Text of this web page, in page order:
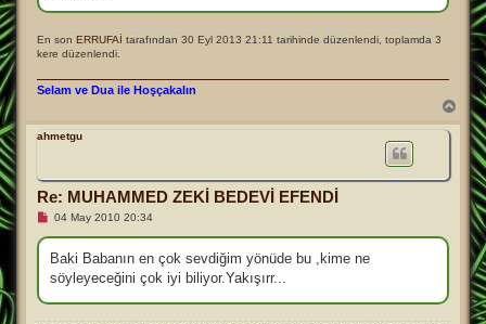
En son ERRUFAİ tarafından 30 Eyl 2013 21:11 tarihinde düzenlendi, toplamda 3
kere düzenlendi.
Selam ve Dua ile Hoşçakalın
ahmetgu
Re: MUHAMMED ZEKİ BEDEVİ EFENDİ
O
u
n
a
ı
04 May 2010 20:34
Baki Babanın en çok sevdiğim yönüde bu ,kime ne
söyleyeceğini çok iyi biliyor.Yakışırr...